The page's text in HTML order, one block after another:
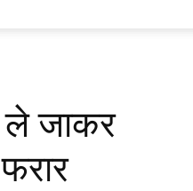
ले जाकर